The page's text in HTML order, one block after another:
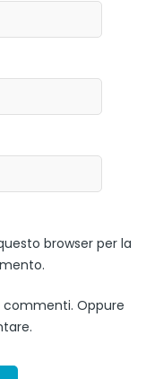
browser per la
commenti. Oppure